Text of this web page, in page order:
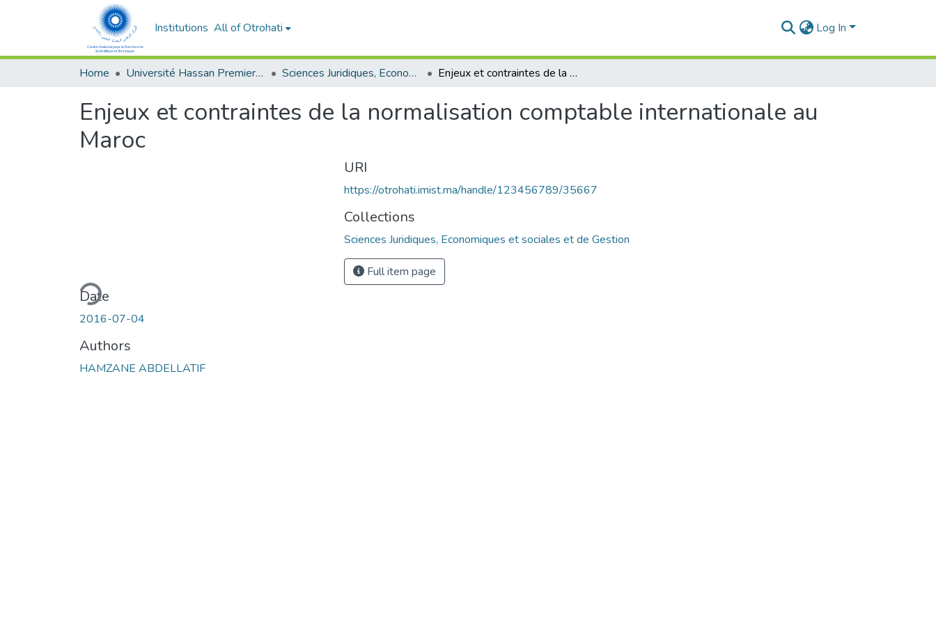
Institutions All of Otrohati Log In
Home Université Hassan Premier- Settat Sciences Juridiques, Economiques et sociales et de Gestion Enjeux et contraintes de la normalisation comptable internationale au Maroc
Enjeux et contraintes de la normalisation comptable internationale au
Maroc
Loading...
Date
2016-07-04
Authors
HAMZANE ABDELLATIF
URI
https://otrohati.imist.ma/handle/123456789/35667
Collections
Sciences Juridiques, Economiques et sociales et de Gestion
Full item page